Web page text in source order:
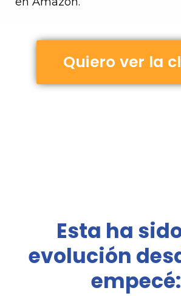
Quiero ver la
Esta ha
evolución
empecé: